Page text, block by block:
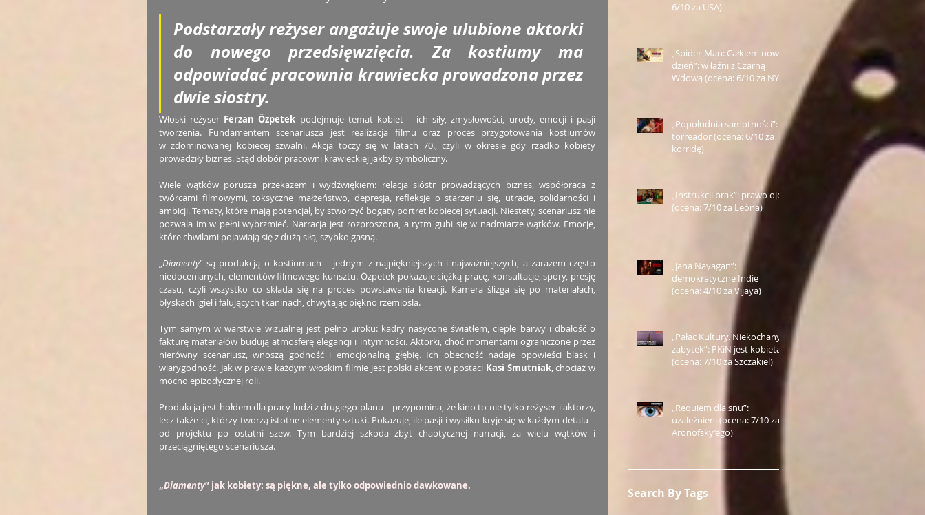
Podstarzały reżyser angażuje swoje ulubione aktorki
do nowego przedsięwzięcia. Za kostiumy ma
odpowiadać pracownia krawiecka prowadzona przez
dwie siostry.
Włoski reżyser Ferzan Özpetek podejmuje temat kobiet – ich siły, zmysłowości, urody, emocji i pasji
tworzenia. Fundamentem scenariusza jest realizacja filmu oraz proces przygotowania kostiumów
w zdominowanej kobiecej szwalni. Akcja toczy się w latach 70., czyli w okresie gdy rzadko kobiety
prowadziły biznes. Stąd dobór pracowni krawieckiej jakby symboliczny.
Wiele wątków porusza przekazem i wydźwiękiem: relacja sióstr prowadzących biznes, współpraca z
twórcami filmowymi, toksyczne małżeństwo, depresja, refleksje o starzeniu się, utracie, solidarności i
ambicji. Tematy, które mają potencjał, by stworzyć bogaty portret kobiecej sytuacji. Niestety, scenariusz nie
pozwala im w pełni wybrzmieć. Narracja jest rozproszona, a rytm gubi się w nadmiarze wątków. Emocje,
które chwilami pojawiają się z dużą siłą, szybko gasną.
„Diamenty” są produkcją o kostiumach – jednym z najpiękniejszych i najważniejszych, a zarazem często
niedocenianych, elementów filmowego kunsztu. Özpetek pokazuje ciężką pracę, konsultacje, spory, presję
czasu, czyli wszystko co składa się na proces powstawania kreacji. Kamera ślizga się po materiałach,
błyskach igieł i falujących tkaninach, chwytając piękno rzemiosła.
Tym samym w warstwie wizualnej jest pełno uroku: kadry nasycone światłem, ciepłe barwy i dbałość o
fakturę materiałów budują atmosferę elegancji i intymności. Aktorki, choć momentami ograniczone przez
nierówny scenariusz, wnoszą godność i emocjonalną głębię. Ich obecność nadaje opowieści blask i
wiarygodność. Jak w prawie każdym włoskim filmie jest polski akcent w postaci Kasi Smutniak, chociaż w
mocno epizodycznej roli.
Produkcja jest hołdem dla pracy ludzi z drugiego planu – przypomina, że kino to nie tylko reżyser i aktorzy,
lecz także ci, którzy tworzą istotne elementy sztuki. Pokazuje, ile pasji i wysiłku kryje się w każdym detalu –
od projektu po ostatni szew. Tym bardziej szkoda zbyt chaotycznej narracji, za wielu wątków i
przeciągniętego scenariusza.
„Diamenty” jak kobiety: są piękne, ale tylko odpowiednio dawkowane.
6/10 za USA)
„Spider-Man: Całkiem nowy
dzień”: w łaźni z Czarną
Wdową (ocena: 6/10 za NY)
„Popołudnia samotności”:
torreador (ocena: 6/10 za
korridę)
„Instrukcji brak”: prawo ojca
(ocena: 7/10 za Leóna)
„Jana Nayagan”:
demokratyczne Indie
(ocena: 4/10 za Vijaya)
„Pałac Kultury. Niekochany
zabytek”: PKiN jest kobietą
(ocena: 7/10 za Szczakiel)
„Requiem dla snu”:
uzależnieni (ocena: 7/10 za
Aronofsky’ego)
Search By Tags